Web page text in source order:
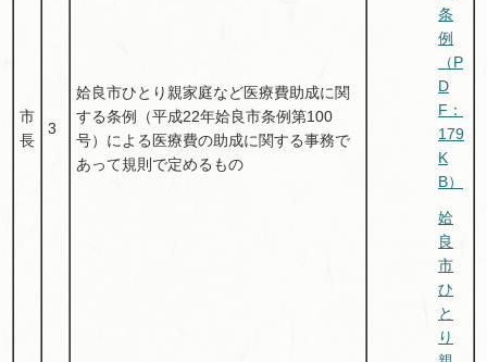
市
長
3
姶良市ひとり親家庭など医療費助成に関
する条例（平成22年姶良市条例第100
号）による医療費の助成に関する事務で
あって規則で定めるもの
条
例
（P
D
F：
179
K
B）
姶
良
市
ひ
と
り